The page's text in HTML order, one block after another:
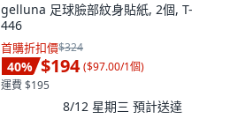
gelluna 足球臉部紋身貼紙, 2個, T-
446
首購折扣價$324
40% $194 ($97.00/1個)
運費 $195
8/12 星期三 預計送達